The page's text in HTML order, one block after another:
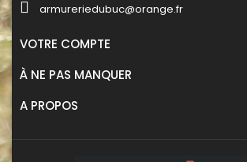
armureriedubuc@orange.fr
VOTRE COMPTE
À NE PAS MANQUER
A PROPOS